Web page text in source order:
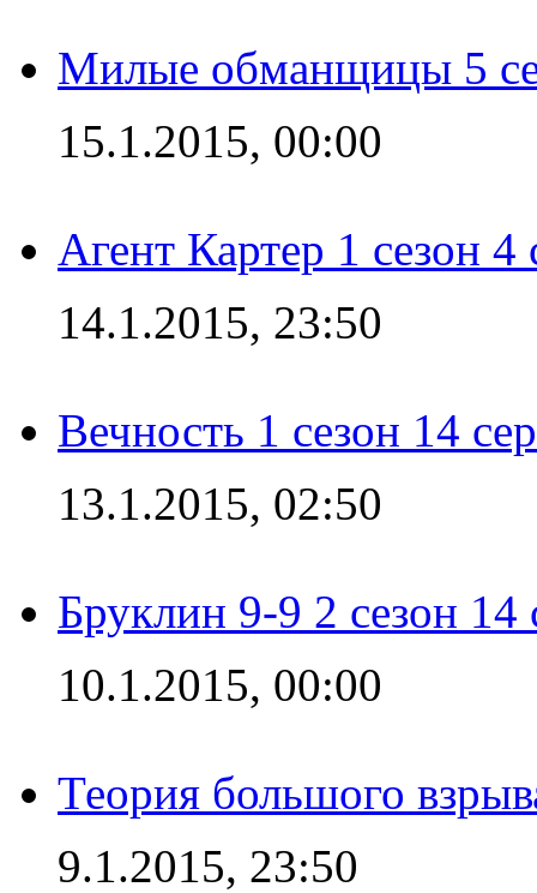
Милые обманщицы 5
15.1.2015, 00:00
Агент Картер 1 сезон 4
14.1.2015, 23:50
Вечность 1 сезон 14
13.1.2015, 02:50
Бруклин 9-9 2 сезон 14
10.1.2015, 00:00
Теория большого
9.1.2015, 23:50